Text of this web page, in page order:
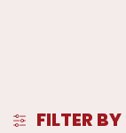
FILTER BY